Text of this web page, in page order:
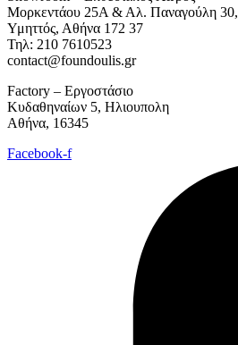
Μορκεντάου 25Α & Αλ. Παναγούλη 30,
Υμηττός, Αθήνα 172 37
Τηλ: 210 7610523
contact@foundoulis.gr
Factory – Εργοστάσιο
Κυδαθηναίων 5, Ηλιουπολη
Αθήνα, 16345
Facebook-f